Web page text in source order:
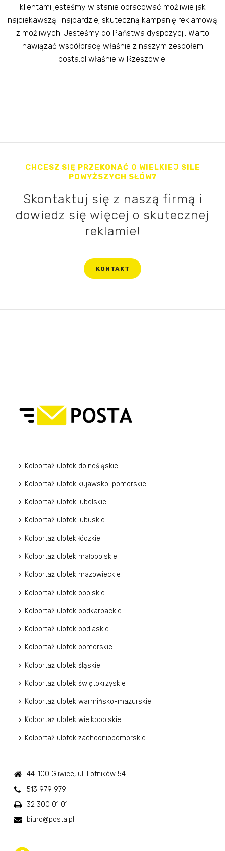
klientami jesteśmy w stanie opracować możliwie jak
najciekawszą i najbardziej skuteczną kampanię reklamową
z możliwych. Jesteśmy do Państwa dyspozycji. Warto
nawiązać współpracę właśnie z naszym zespołem
posta.pl właśnie w Rzeszowie!
CHCESZ SIĘ PRZEKONAĆ O WIELKIEJ SILE
POWYŻSZYCH SŁÓW?
Skontaktuj się z naszą firmą i
dowiedz się więcej o skutecznej
reklamie!
KONTAKT
Kolportaż ulotek dolnośląskie
Kolportaż ulotek kujawsko-pomorskie
Kolportaż ulotek lubelskie
Kolportaż ulotek lubuskie
Kolportaż ulotek łódzkie
Kolportaż ulotek małopolskie
Kolportaż ulotek mazowieckie
Kolportaż ulotek opolskie
Kolportaż ulotek podkarpackie
Kolportaż ulotek podlaskie
Kolportaż ulotek pomorskie
Kolportaż ulotek śląskie
Kolportaż ulotek świętokrzyskie
Kolportaż ulotek warmińsko-mazurskie
Kolportaż ulotek wielkopolskie
Kolportaż ulotek zachodniopomorskie
44-100 Gliwice, ul. Lotników 54
513 979 979
32 300 01 01
biuro@posta.pl